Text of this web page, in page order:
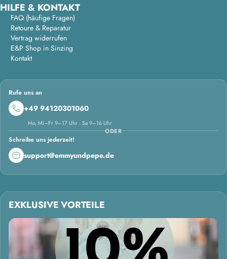
HILFE & KONTAKT
FAQ (häufige Fragen)
Retoure & Reparatur
Vertrag widerrufen
E&P Shop in Sinzing
Kontakt
Rufe uns an
+49 94120301060
Mo, Mi–Fr 9–17 Uhr · Sa 9–16 Uhr
ODER
Schreibe uns jederzeit!
support@emmyundpepe.de
EXKLUSIVE VORTEILE